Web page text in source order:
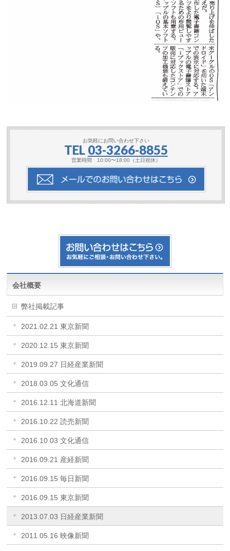
お気軽にお問い合わせ下さい
TEL 03-3266-8855
営業時間 10:00〜18:00（土日祝休）
会社概要
弊社掲載記事
2021.02.21 東京新聞
2020.12.15 東京新聞
2019.09.27 日経産業新聞
2018.03.05 文化通信
2016.12.11 北海道新聞
2016.10.22 読売新聞
2016.10.03 文化通信
2016.09.21 産経新聞
2016.09.15 毎日新聞
2016.09.15 東京新聞
2013.07.03 日経産業新聞
2011.05.16 映像新聞